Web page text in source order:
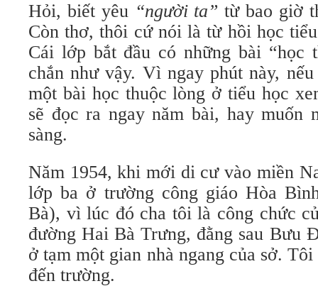
Hỏi, biết yêu “người ta” từ bao giờ
Còn thơ, thôi cứ nói là từ hồi học
Cái lớp bắt đầu có những bài “học
chắn như vậy. Vì ngay phút này,
một bài học thuộc lòng ở tiểu học
sẽ đọc ra ngay năm bài, hay muốn
sàng.
Năm 1954, khi mới di cư vào miền
lớp ba ở trường công giáo Hòa
Bà), vì lúc đó cha tôi là công chức
đường Hai Bà Trưng, đằng sau Bưu
ở tạm một gian nhà ngang của sở.
đến trường.